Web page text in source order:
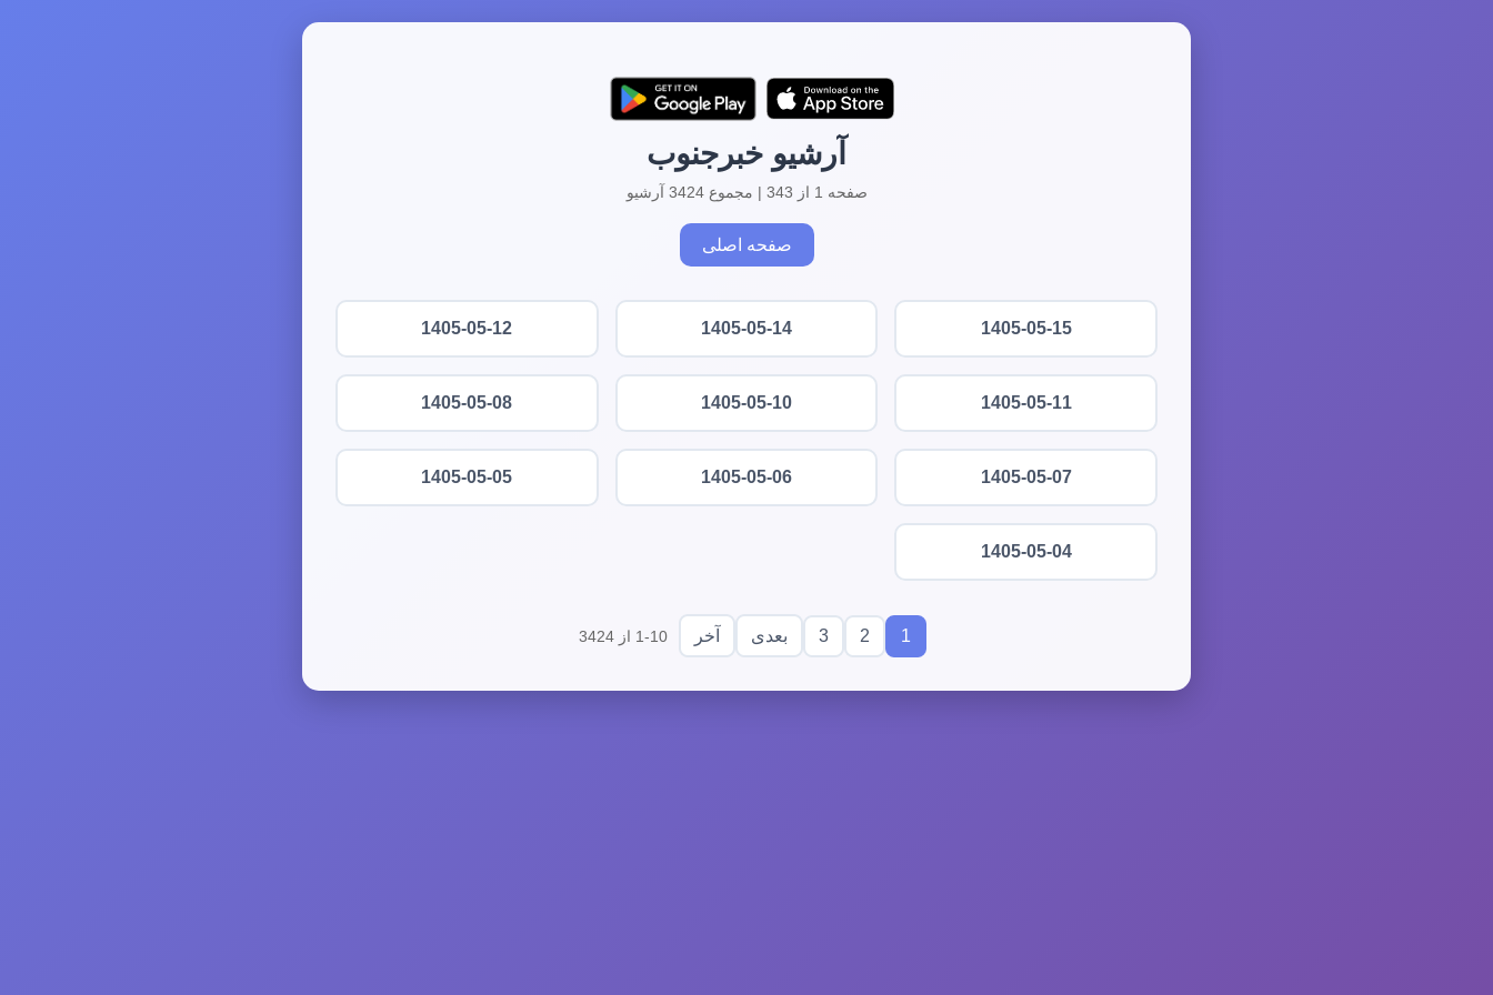
آرشیو خبرجنوب
صفحه 1 از 343 | مجموع 3424 آرشیو
صفحه اصلی
1405-05-15
1405-05-14
1405-05-12
1405-05-11
1405-05-10
1405-05-08
1405-05-07
1405-05-06
1405-05-05
1405-05-04
1
2
3 بعدی آخر 1-10 از 3424